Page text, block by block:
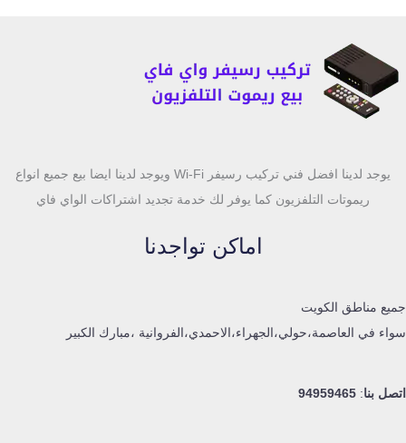
يوجد لدينا افضل فني تركيب رسيفر Wi-Fi ويوجد لدينا ايضا بيع جميع انواع
ريموتات التلفزيون كما يوفر لك خدمة تجديد اشتراكات الواي فاي
اماكن تواجدنا
جميع مناطق الكويت
سواء في العاصمة،حولي،الجهراء،الاحمدي،الفروانية ،مبارك الكبير
اتصل بنا:
94959465